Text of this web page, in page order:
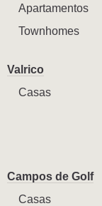
Apartamentos
Townhomes
Valrico
Casas
Campos de Golf
Casas